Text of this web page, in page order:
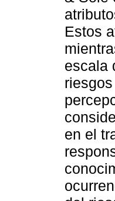
Estos
escala
en el